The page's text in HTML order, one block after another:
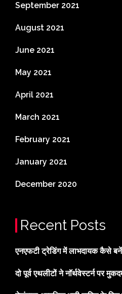
September 2021
August 2021
June 2021
May 2021
April 2021
March 2021
February 2021
January 2021
December 2020
Recent Posts
एनएफटी ट्रेडिंग में लाभदायक कैसे
दो पूर्व एथलीटों ने नॉर्थवेस्टर्न पर